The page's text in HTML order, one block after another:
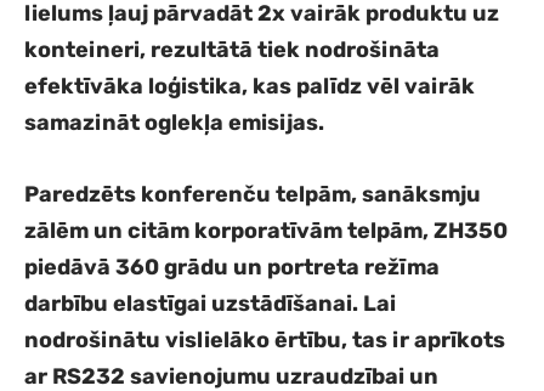
lielums ļauj pārvadāt 2x vairāk produktu uz
konteineri, rezultātā tiek nodrošināta
efektīvāka loģistika, kas palīdz vēl vairāk
samazināt oglekļa emisijas.
Paredzēts konferenču telpām, sanāksmju
zālēm un citām korporatīvām telpām, ZH350
piedāvā 360 grādu un portreta režīma
darbību elastīgai uzstādīšanai. Lai
nodrošinātu vislielāko ērtību, tas ir aprīkots
ar RS232 savienojumu uzraudzībai un